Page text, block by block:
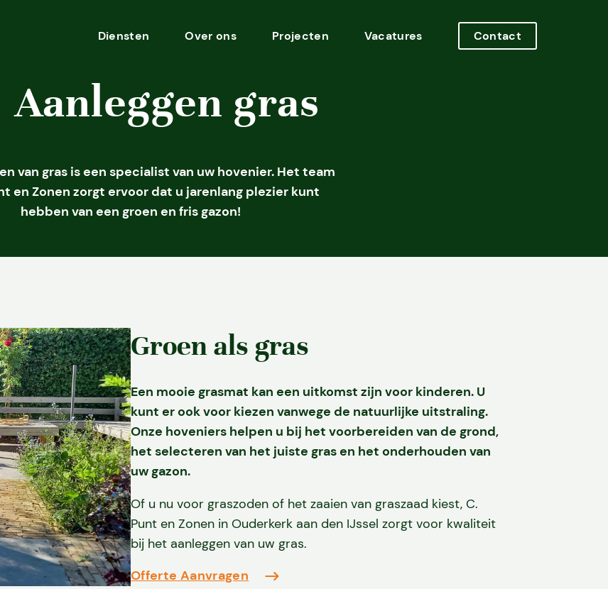
Diensten Over ons Projecten Vacatures Contact
Aanleggen gras
van gras is een specialist van uw hovenier. Het team
en Zonen zorgt ervoor dat u jarenlang plezier kunt
hebben van een groen en fris gazon!
Groen als gras
Een mooie grasmat kan een uitkomst zijn voor kinderen. U
kunt er ook voor kiezen vanwege de natuurlijke uitstraling.
Onze hoveniers helpen u bij het voorbereiden van de grond,
het selecteren van het juiste gras en het onderhouden van
uw gazon.
Of u nu voor graszoden of het zaaien van graszaad kiest, C.
Punt en Zonen in Ouderkerk aan den IJssel zorgt voor kwaliteit
bij het aanleggen van uw gras.
Offerte Aanvragen